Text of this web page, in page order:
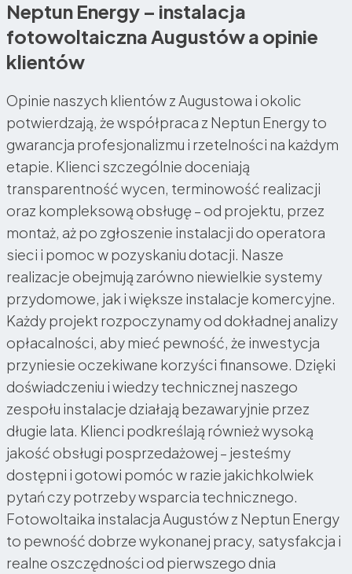
Neptun Energy – instalacja
fotowoltaiczna Augustów a opinie
klientów
Opinie naszych klientów z Augustowa i okolic
potwierdzają, że współpraca z Neptun Energy to
gwarancja profesjonalizmu i rzetelności na każdym
etapie. Klienci szczególnie doceniają
transparentność wycen, terminowość realizacji
oraz kompleksową obsługę – od projektu, przez
montaż, aż po zgłoszenie instalacji do operatora
sieci i pomoc w pozyskaniu dotacji. Nasze
realizacje obejmują zarówno niewielkie systemy
przydomowe, jak i większe instalacje komercyjne.
Każdy projekt rozpoczynamy od dokładnej analizy
opłacalności, aby mieć pewność, że inwestycja
przyniesie oczekiwane korzyści finansowe. Dzięki
doświadczeniu i wiedzy technicznej naszego
zespołu instalacje działają bezawaryjnie przez
długie lata. Klienci podkreślają również wysoką
jakość obsługi posprzedażowej – jesteśmy
dostępni i gotowi pomóc w razie jakichkolwiek
pytań czy potrzeby wsparcia technicznego.
Fotowoltaika instalacja Augustów z Neptun Energy
to pewność dobrze wykonanej pracy, satysfakcja i
realne oszczędności od pierwszego dnia